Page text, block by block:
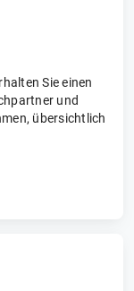
Sie einen
und
übersichtlich